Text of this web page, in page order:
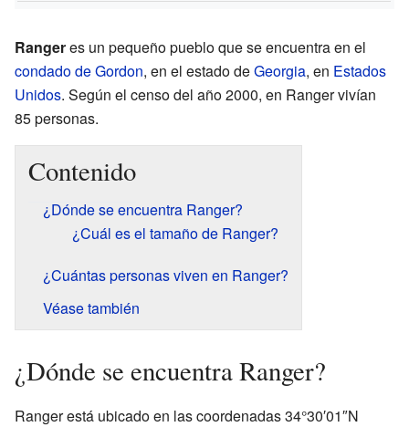
Rangeres un pequeño pueblo que se encuentra en el
condado de Gordon, en el estado deGeorgia, en Estados
Unidos. Según el censo del año 2000, en Ranger vivían
85 personas.
Contenido
¿Dónde se encuentra Ranger?
¿Cuál es el tamaño de Ranger?
¿Cuántas personas viven en Ranger?
Véase también
¿Dónde se encuentra Ranger?
Ranger está ubicado en las coordenadas 34°30′01″N